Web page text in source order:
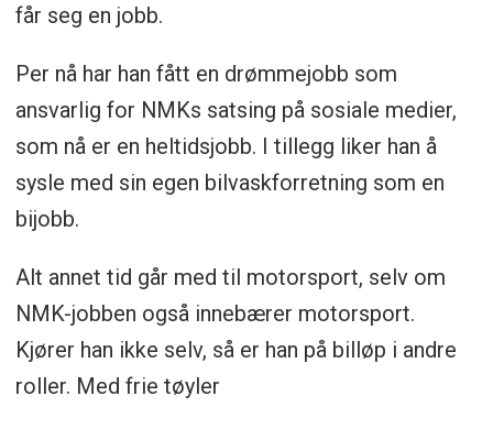
får seg en jobb.
Per nå har han fått en drømmejobb som
ansvarlig for NMKs satsing på sosiale medier,
som nå er en heltidsjobb. I tillegg liker han å
sysle med sin egen bilvaskforretning som en
bijobb.
Alt annet tid går med til motorsport, selv om
NMK-jobben også innebærer motorsport.
Kjører han ikke selv, så er han på billøp i andre
roller. Med frie tøyler